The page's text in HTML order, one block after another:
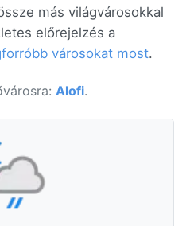
más világvárosokkal
előrejelzés a
városokat most.
Alofi.